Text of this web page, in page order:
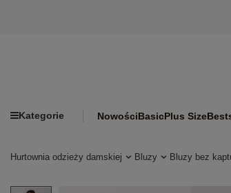
Kategorie NowościBasicPlus Size
Hurtownia odzieży damskiej Bluzy Bluzy bez